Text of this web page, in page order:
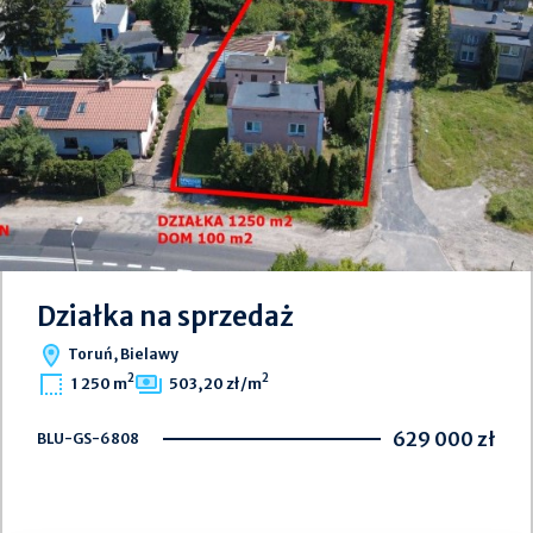
Działka na sprzedaż
Toruń, Bielawy
1 250 m2 503,20 zł/m2
BLU-GS-6808 629 000 zł